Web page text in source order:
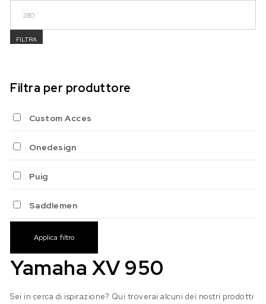
FILTRA
Filtra per produttore
Custom Acces
Onedesign
Puig
Saddlemen
Applica filtro
Yamaha XV 950
Sei in cerca di ispirazione? Qui troverai alcuni dei nostri prodotti